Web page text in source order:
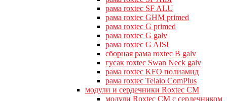
рама roxtec SF ALU
рама roxtec GHM primed
рама roxtec G primed
рама roxtec G galv
рама roxtec G AISI
сборная рама roxtec B galv
гусак roxtec Swan Neck galv
рама roxtec KFO полиамид
рама roxtec Telaio ComPlus
модули и сердечники Roxtec CM
модули Roxtec CM с сердечником